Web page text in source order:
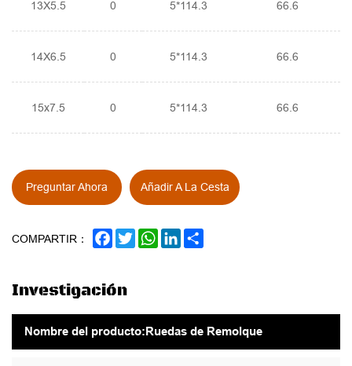
13X5.5 0 5*114.3 66.6
14X6.5 0 5*114.3 66.6
15x7.5 0 5*114.3 66.6
Preguntar Ahora Añadir A La Cesta
COMPARTIR： FACEBOOK
TWITTERWHATSAPP
LINKEDIN
Investigación